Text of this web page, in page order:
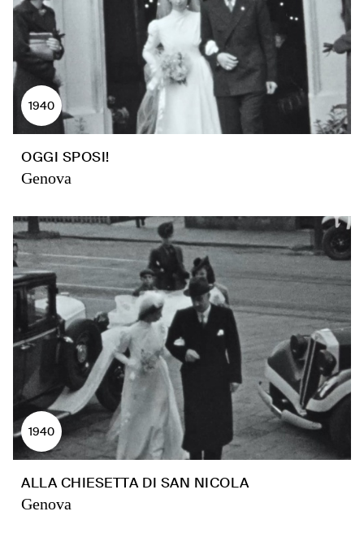
1940
OGGI SPOSI!
Genova
1940
ALLA CHIESETTA DI SAN NICOLA
Genova